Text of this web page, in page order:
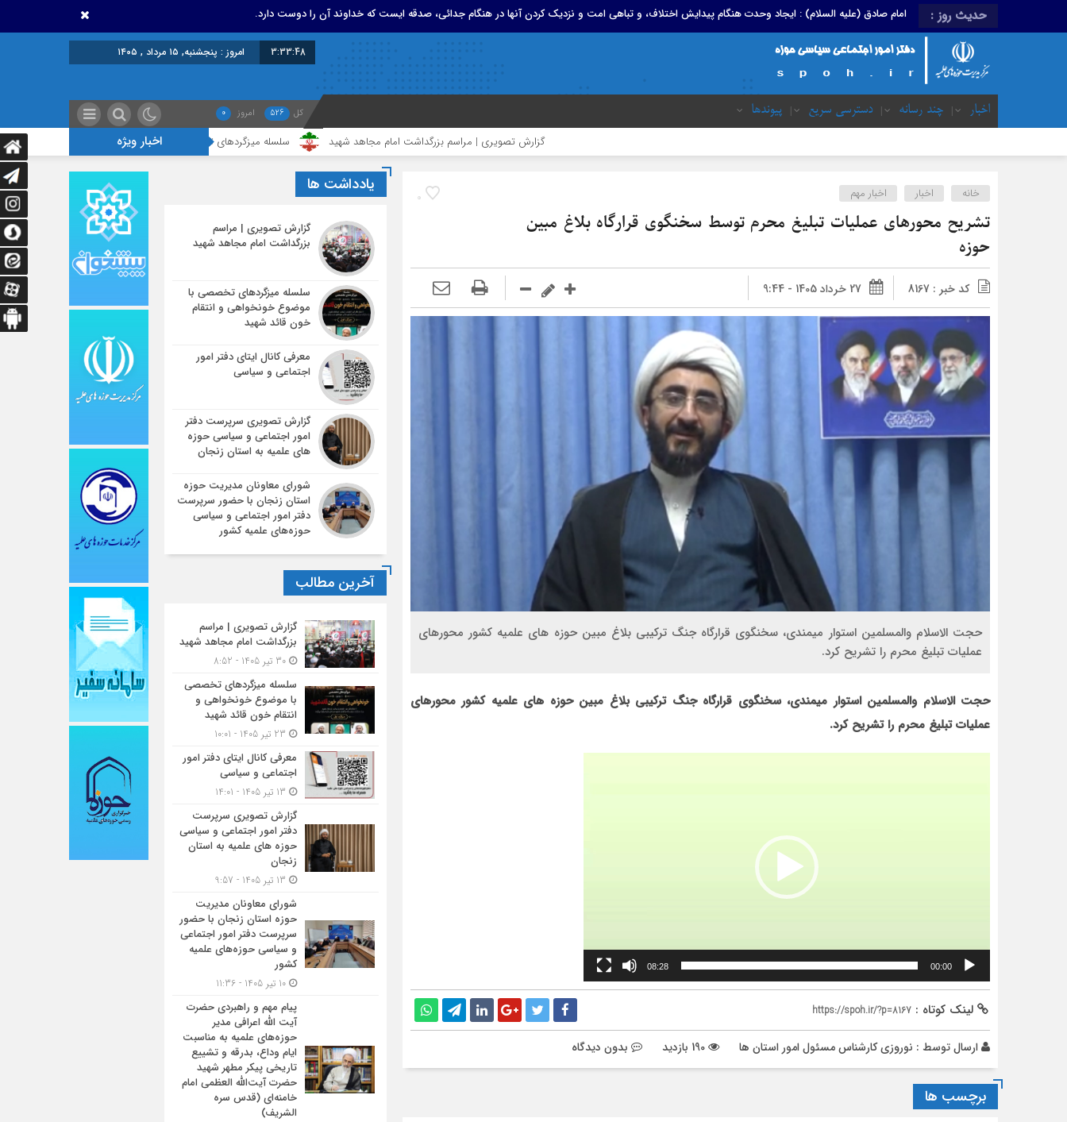
حدیث روز : امام صادق (علیه السلام) : ایجاد وحدت هنگام پیدایش اختلاف، و تباهی امت و نزدیک کردن آنها در هنگام جدائی، صدقه ایست که خداوند آن را دوست دارد.
3:33:49 امروز : پنجشنبه, ۱۵ مرداد , ۱۴۰۵
اخبار چند رسانه دسترسی سریع پیوندها کل 526 امروز 0
اخبار ویژه گزارش تصویری | مراسم بزرگداشت امام مجاهد شهید سلسله میزگردهای تخصصی با موضوع خونخواهی و انتقام خون قائد شهید
0 خانه اخبار اخبار مهم
تشریح محورهای عملیات تبلیغ محرم توسط سخنگوی قرارگاه بلاغ مبین
حوزه
کد خبر : 8167 27 خرداد 1405 - 9:44
حجت الاسلام والمسلمین استوار میمندی، سخنگوی قرارگاه جنگ ترکیبی بلاغ مبین حوزه های علمیه کشور محورهای
عملیات تبلیغ محرم را تشریح کرد.
حجت الاسلام والمسلمین استوار میمندی، سخنگوی قرارگاه جنگ ترکیبی بلاغ مبین حوزه های علمیه کشور محورهای
عملیات تبلیغ محرم را تشریح کرد.
00:00
08:28
لینک کوتاه : https://spoh.ir/?p=8167
ارسال توسط : نوروزی کارشناس مسئول امور استان ها بدون دیدگاه
برچسب ها
یادداشت ها
گزارش تصویری | مراسم
بزرگداشت امام مجاهد شهید
سلسله میزگردهای تخصصی با
موضوع خونخواهی و انتقام
خون قائد شهید
معرفی کانال ایتای دفتر امور
اجتماعی و سیاسی
گزارش تصویری سرپرست دفتر
امور اجتماعی و سیاسی حوزه
های علمیه به استان زنجان
شورای معاونان مدیریت حوزه
استان زنجان با حضور سرپرست
دفتر امور اجتماعی و سیاسی
حوزه‌های علمیه کشور
آخرین مطالب
گزارش تصویری | مراسم
بزرگداشت امام مجاهد شهید
سلسله میزگردهای تخصصی
با موضوع خونخواهی و
انتقام خون قائد شهید
معرفی کانال ایتای دفتر امور
اجتماعی و سیاسی
گزارش تصویری سرپرست
دفتر امور اجتماعی و سیاسی
حوزه های علمیه به استان
زنجان
شورای معاونان مدیریت
حوزه استان زنجان با حضور
سرپرست دفتر امور اجتماعی
و سیاسی حوزه‌های علمیه
کشور
پیام مهم و راهبردی حضرت
آیت الله اعرافی مدیر
حوزه‌های علمیه به مناسبت
ایام وداع، بدرقه و تشییع
تاریخی پیکر مطهر شهید
حضرت آیت‌الله العظمی امام
خامنه‌ای (قدس سره
الشریف)